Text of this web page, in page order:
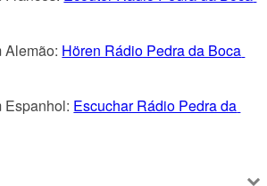
Alemão: Hören Rádio Pedra da Boca
Espanhol: Escuchar Rádio Pedra da